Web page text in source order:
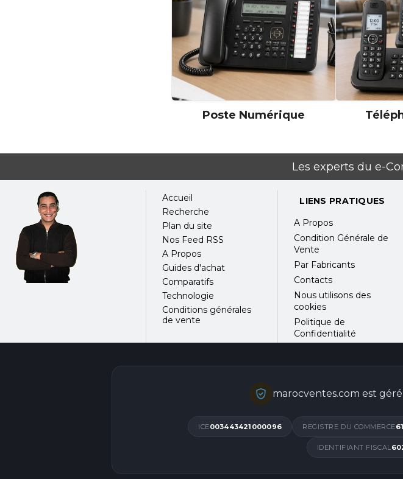
Zycoo Maroc
U20
IPBX U Series
Zycoo Maroc
Poste Numérique
Les experts du e-
Accueil
Recherche
Plan du site
Nos Feed RSS
A Propos
Guides d'achat
Comparatifs
Technologie
Conditions générales
de vente
LIENS PRATIQUES
A Propos
Condition Générale de
Vente
Par Fabricants
Contacts
Nous utilisons des
cookies
Politique de
Confidentialité
marocventes.com est
ICE003443421000096 REGISTRE DU COMMERCE
IDENTIFIANT FISCAL